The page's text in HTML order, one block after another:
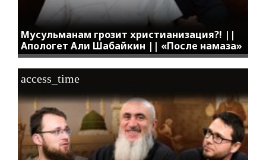
Мусульманам грозит христианизация?! ||
Апологет Али Шабайкин || «После намаза»
access_time